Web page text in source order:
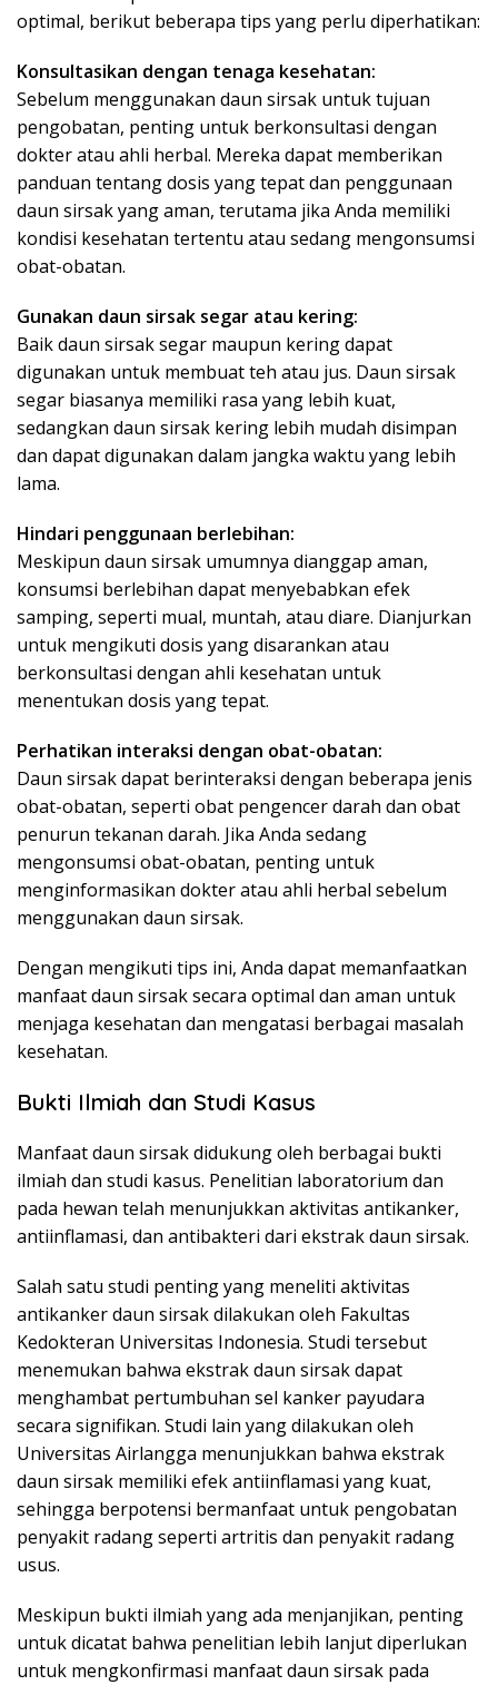
optimal, berikut beberapa tips yang perlu diperhatikan:
Konsultasikan dengan tenaga kesehatan:
Sebelum menggunakan daun sirsak untuk tujuan
pengobatan, penting untuk berkonsultasi dengan
dokter atau ahli herbal. Mereka dapat memberikan
panduan tentang dosis yang tepat dan penggunaan
daun sirsak yang aman, terutama jika Anda memiliki
kondisi kesehatan tertentu atau sedang mengonsumsi
obat-obatan.
Gunakan daun sirsak segar atau kering:
Baik daun sirsak segar maupun kering dapat
digunakan untuk membuat teh atau jus. Daun sirsak
segar biasanya memiliki rasa yang lebih kuat,
sedangkan daun sirsak kering lebih mudah disimpan
dan dapat digunakan dalam jangka waktu yang lebih
lama.
Hindari penggunaan berlebihan:
Meskipun daun sirsak umumnya dianggap aman,
konsumsi berlebihan dapat menyebabkan efek
samping, seperti mual, muntah, atau diare. Dianjurkan
untuk mengikuti dosis yang disarankan atau
berkonsultasi dengan ahli kesehatan untuk
menentukan dosis yang tepat.
Perhatikan interaksi dengan obat-obatan:
Daun sirsak dapat berinteraksi dengan beberapa jenis
obat-obatan, seperti obat pengencer darah dan obat
penurun tekanan darah. Jika Anda sedang
mengonsumsi obat-obatan, penting untuk
menginformasikan dokter atau ahli herbal sebelum
menggunakan daun sirsak.
Dengan mengikuti tips ini, Anda dapat memanfaatkan
manfaat daun sirsak secara optimal dan aman untuk
menjaga kesehatan dan mengatasi berbagai masalah
kesehatan.
Bukti Ilmiah dan Studi Kasus
Manfaat daun sirsak didukung oleh berbagai bukti
ilmiah dan studi kasus. Penelitian laboratorium dan
pada hewan telah menunjukkan aktivitas antikanker,
antiinflamasi, dan antibakteri dari ekstrak daun sirsak.
Salah satu studi penting yang meneliti aktivitas
antikanker daun sirsak dilakukan oleh Fakultas
Kedokteran Universitas Indonesia. Studi tersebut
menemukan bahwa ekstrak daun sirsak dapat
menghambat pertumbuhan sel kanker payudara
secara signifikan. Studi lain yang dilakukan oleh
Universitas Airlangga menunjukkan bahwa ekstrak
daun sirsak memiliki efek antiinflamasi yang kuat,
sehingga berpotensi bermanfaat untuk pengobatan
penyakit radang seperti artritis dan penyakit radang
usus.
Meskipun bukti ilmiah yang ada menjanjikan, penting
untuk dicatat bahwa penelitian lebih lanjut diperlukan
untuk mengkonfirmasi manfaat daun sirsak pada